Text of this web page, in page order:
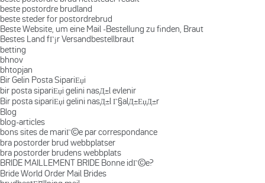
beste postordre brudland
beste steder for postordrebrud
Beste Website, um eine Mail -Bestellung zu finden, Braut
Bestes Land fГјr Versandbestellbraut
betting
bhnov
bhtopjan
Bir Gelin Posta SipariЕџi
bir posta sipariЕџi gelini nasД±l evlenir
Bir posta sipariЕџi gelini nasД±l Г§alД±ЕџД±r
Blog
blog-articles
bons sites de mariГ©e par correspondance
bra postorder brud webbplatser
bra postorder brudens webbplats
BRIDE MAILLEMENT BRIDE Bonne idГ©e?
Bride World Order Mail Brides